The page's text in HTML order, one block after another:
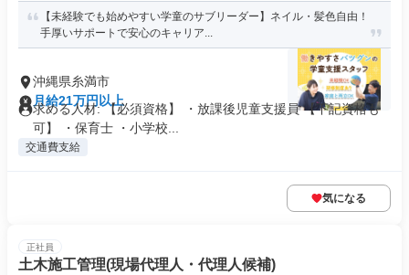
【未経験でも始めやすい学童のサブリーダー】ネイル・髪色自由！
手厚いサポートで安心のキャリア...
沖縄県糸満市
月給21万円以上
求める人材: 【必須資格】 ・放課後児童支援員 【下記資格も
可】 ・保育士 ・小学校...
交通費支給
気になる
正社員
土木施工管理(現場代理人・代理人候補)